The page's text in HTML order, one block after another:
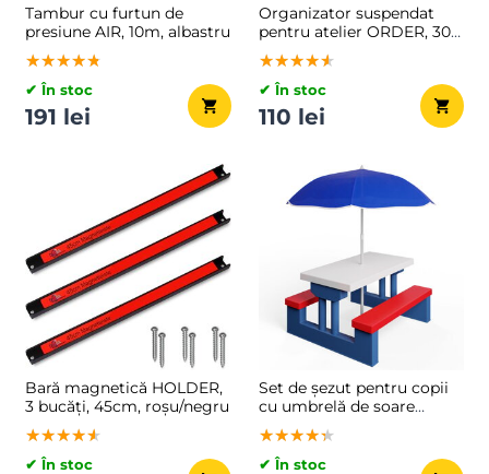
Tambur cu furtun de
presiune AIR, 10m, albastru
★★★★★
★★★★★
★★★★★
✔ În stoc
191 lei
Organizator suspendat
pentru atelier ORDER, 30
de cutii, 64x2x38cm,
roșu/negru
★★★★★
★★★★★
★★★★★
✔ În stoc
110 lei
Bară magnetică HOLDER,
3 bucăți, 45cm, roșu/negru
★★★★★
★★★★★
★★★★★
✔ În stoc
Set de șezut pentru copii
cu umbrelă de soare
JASMIN, 67x78,5x42,5cm,
albastru/alb/roșu
★★★★★
★★★★★
★★★★★
✔ În stoc